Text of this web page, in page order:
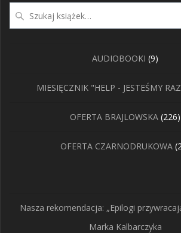
AUDIOBOOKI 99
MIESIĘCZNIK "HELP - JESTEŚMY
OFERTA BRAJLOWSKA 226
OFERTA CZARNODRUKOWA
Nasza rekomendacja: „Epilogi
Marka Kalbarczyka